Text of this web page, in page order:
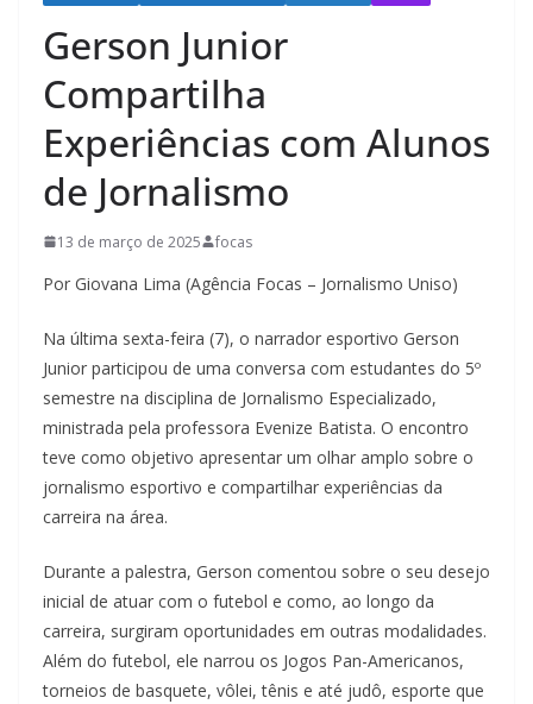
Gerson Junior
Compartilha
Experiências com Alunos
de Jornalismo
13 de março de 2025 focas
Por Giovana Lima (Agência Focas – Jornalismo Uniso)
Na última sexta-feira (7), o narrador esportivo Gerson
Junior participou de uma conversa com estudantes do 5º
semestre na disciplina de Jornalismo Especializado,
ministrada pela professora Evenize Batista. O encontro
teve como objetivo apresentar um olhar amplo sobre o
jornalismo esportivo e compartilhar experiências da
carreira na área.
Durante a palestra, Gerson comentou sobre o seu desejo
inicial de atuar com o futebol e como, ao longo da
carreira, surgiram oportunidades em outras modalidades.
Além do futebol, ele narrou os Jogos Pan-Americanos,
torneios de basquete, vôlei, tênis e até judô, esporte que